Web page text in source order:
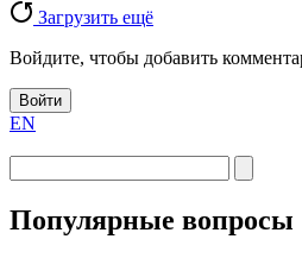
Загрузить ещё
Войдите, чтобы добавить
Войти
EN
Популярные вопросы